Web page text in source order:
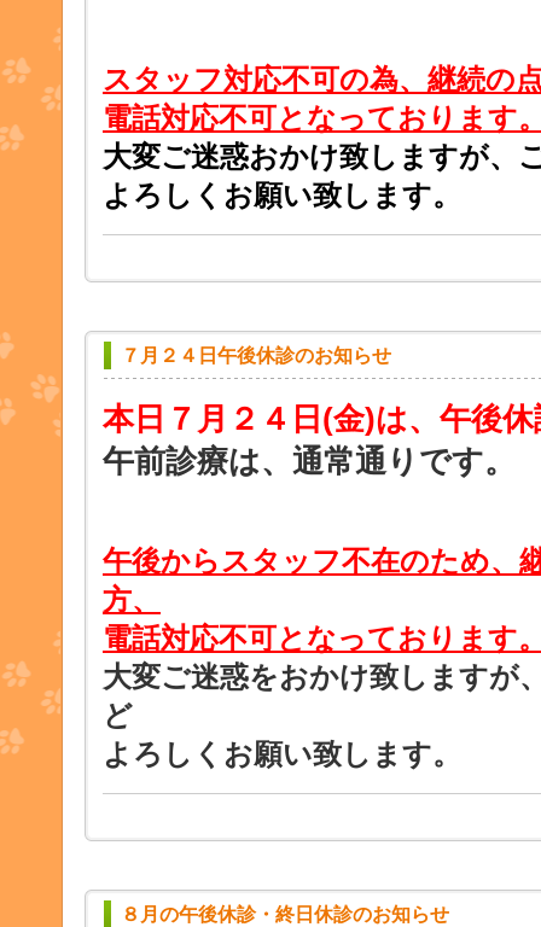
スタッフ対応不可の為、継続の
電話対応不可となっております
大変ご迷惑おかけ致しますが、
よろしくお願い致します。
７月２４日午後休診のお知らせ
本日７月２４日 (金)は、午後
午前診療は、通常通りです。
午後からスタッフ不在のため、
方、
電話対応不可となっております
大変ご迷惑をおかけ致しますが
ど
よろしくお願い致します。
８月の午後休診・終日休診のお知らせ